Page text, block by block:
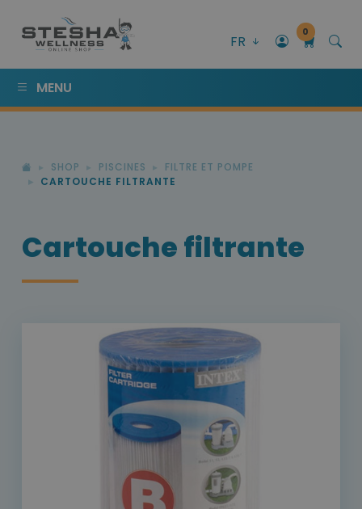
FR
0
MENU
SHOP PISCINES
FILTRE ET POMPE
CARTOUCHE FILTRANTE
Cartouche filtrante